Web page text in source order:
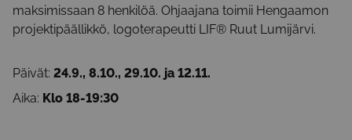
maksimissaan 8 henkilöä. Ohjaajana toimii Hengaamon
projektipäällikkö, logoterapeutti LIF® Ruut Lumijärvi.
Päivät: 24.9., 8.10., 29.10. ja 12.11.
Aika: Klo 18-19:30